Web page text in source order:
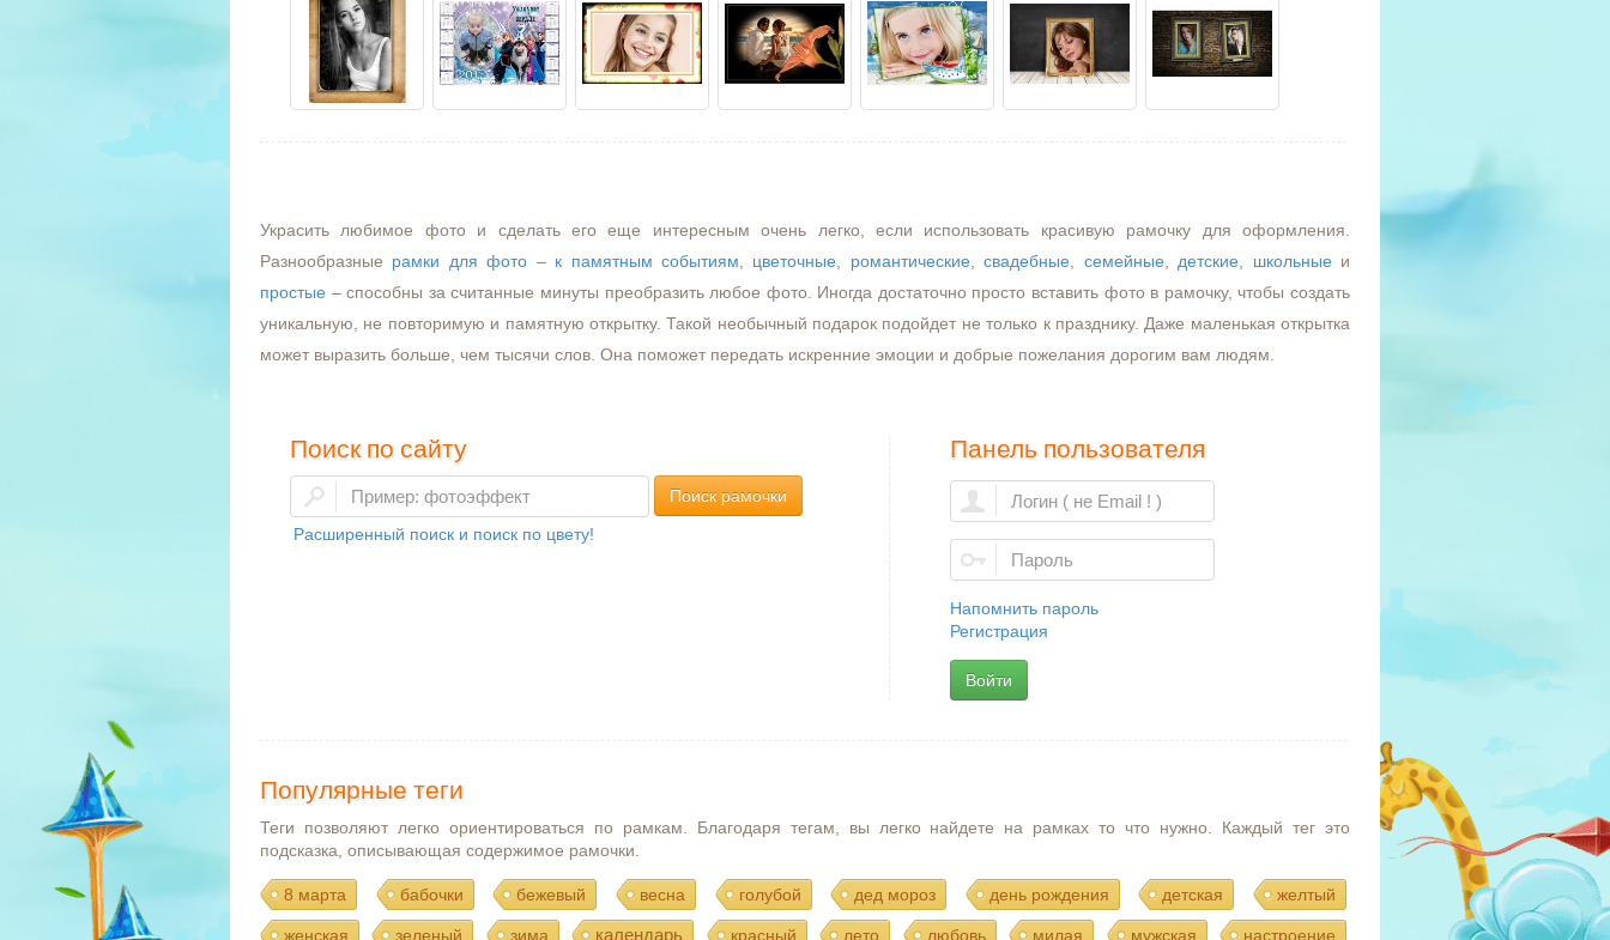
Украсить любимое фото и сделать его еще интересным очень легко, если использовать красивую рамочку для оформления.
Разнообразные рамки для фото – к памятным событиям цветочные романтические ,свадебные семейные детские школьные и
простые – способны за считанные минуты преобразить любое фото. Иногда достаточно просто вставить фото в рамочку, чтобы создать
уникальную, не повторимую и памятную открытку. Такой необычный подарок подойдет не только к празднику. Даже маленькая открытка
может выразить больше, чем тысячи слов. Она поможет передать искренние эмоции и добрые пожелания дорогим вам людям.
Поиск по сайту
Поиск рамочки
Расширенный поиск и поиск по цвету!
Панель пользователя
Напомнить пароль
Регистрация
Войти
Популярные теги
Теги позволяют легко ориентироваться по рамкам. Благодаря тегам, вы легко найдете на рамках то что нужно. Каждый тег это
подсказка, описывающая содержимое рамочки.
8 марта бабочки бежевый весна голубой дед мороз день рождения детская желтый
женская зеленый зима календарь красный лето любовь милая мужская настроение